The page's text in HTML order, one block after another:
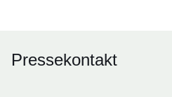
Pressekontakt